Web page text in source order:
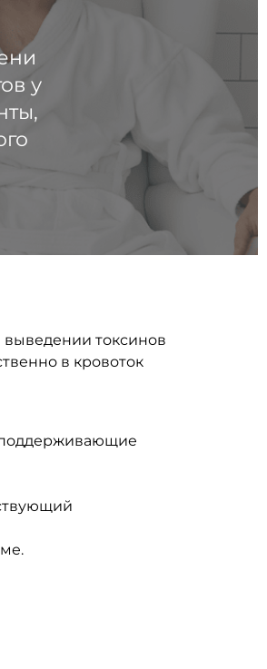
у
токсинов
в кровоток